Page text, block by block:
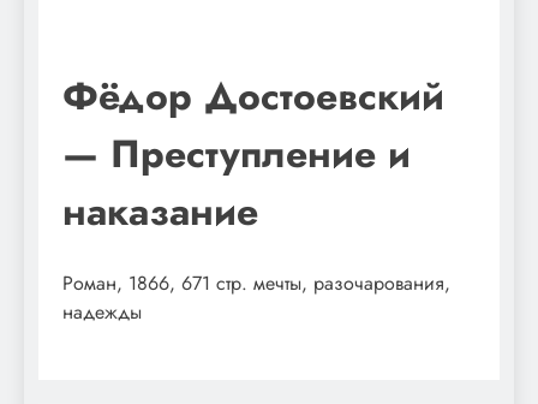
Фёдор Достоевский
— Преступление и
наказание
Роман, 1866, 671 стр. мечты, разочарования,
надежды